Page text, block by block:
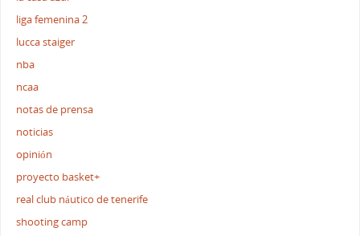
liga femenina 2
lucca staiger
nba
ncaa
notas de prensa
noticias
opinión
proyecto basket+
real club náutico de tenerife
shooting camp